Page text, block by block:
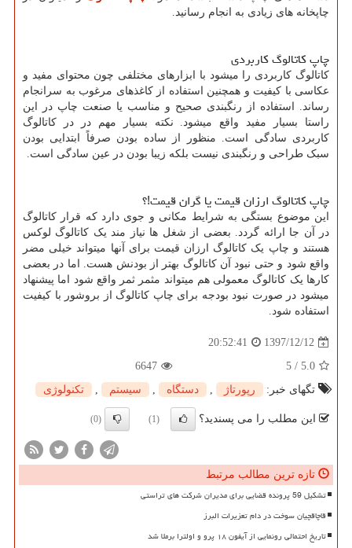
چاپخانه های زیادی به انجام رسانید.
چاپ کاتالوگ کاربردی
کاتالوگ کاربردی را میشود با ابزارهای مختلفی چون محتوای مفید و
عکاسی با کیفیت و همچنین استفاده از کاغذهای مرغوب به سرانجام
رساند. استفاده از رنگبندی صحیح و مناسب یا صنعت چاپ در این
راستا بسیار مفید واقع میشود. نکته بسیار مهم در در کاتالوگ
کاربردی سادگی است. منظور از ساده بودن صرفاً ابتدایی بودن
سبک طراحی و رنگبندی نیست بلکه زیبا بودن در عین سادگی است.
چاپ کاتالوگ ارزان قیمت یا گران قیمت!؟
این موضوع بستگی به شرایط مکانی و جوی دارد که قرار کاتالوگ
در آن جا ارائه گردد. بعضی از شغل ها نیاز مند یک کاتالوگ لوکس
هستند و چاپ یک کاتالوگ ارزان قیمت برای آنها میتواند خیلی مضر
واقع شود و حتی نبود آن کاتالوگ بهتر از بودنش هست. اما در بعضی
کارها یک کاتالوگ معمولی هم میتواند مثمر ثمر واقع شود اما پیشنهاد
میشود در صورت نبود بودجه برای چاپ کاتالوگ از بروشور با کیفیت
استفاده شود.
1397/12/12
20:52:41
5.0
/
5
6647
تگهای خبر:
رپورتاژ , دستگاه , سیستم , تكنولوژی
این مطلب را می پسندید؟ (1)
(0)
تازه ترین مطالب مرتبط
تشکیل 59 پرونده قضایی برای مدیران شرکت های تراستی
قاچاقچیان سوخت در دام تعزیرات البرز
تاریخ احتمالی رونمایی از آیفون ۱۸ پرو و اولترا برملا شد